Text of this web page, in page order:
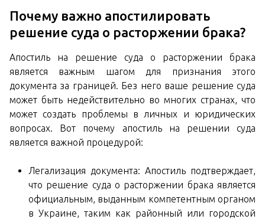
Почему важно апостилировать
решение суда о расторжении брака?
Апостиль на решение суда о расторжении брака
является важным шагом для признания этого
документа за границей. Без него ваше решение суда
может быть недействительно во многих странах, что
может создать проблемы в личных и юридических
вопросах. Вот почему апостиль на решении суда
является важной процедурой:
Легализация документа: Апостиль подтверждает,
что решение суда о расторжении брака является
официальным, выданным компетентным органом
в Украине, таким как районный или городской